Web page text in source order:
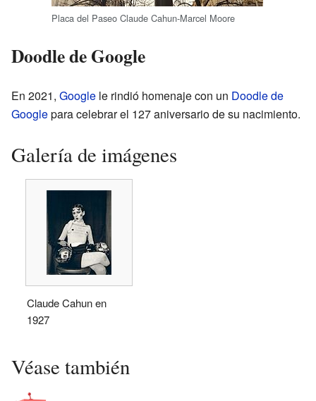
Placa del Paseo Claude Cahun-Marcel Moore
Doodle de Google
En 2021, Google le rindió homenaje con un Doodle de
Googlepara celebrar el 127 aniversario de su nacimiento.
Galería de imágenes
Claude Cahun en
1927
Véase también